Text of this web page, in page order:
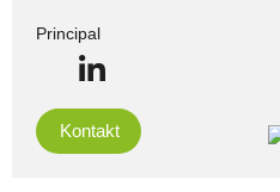
Principal
Kontakt